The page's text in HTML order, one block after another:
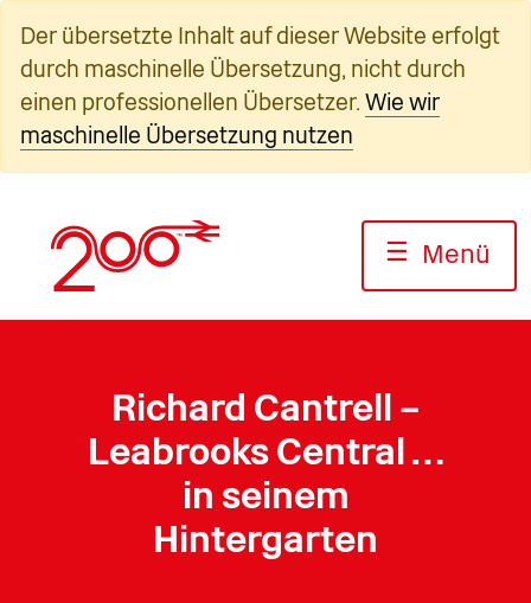
Inhalt
springen
Der übersetzte Inhalt auf dieser Website erfolgt
durch maschinelle Übersetzung, nicht durch
einen professionellen Übersetzer. Wie wir
maschinelle Übersetzung nutzen
☰ Menü
Richard Cantrell –
Leabrooks Central …
in seinem
Hintergarten